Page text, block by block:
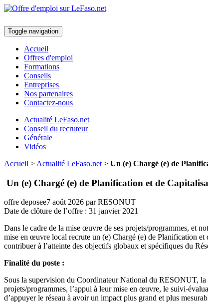
Toggle navigation
Accueil
Offres d'emploi
Formations
Conseils
Entreprises
Nos partenaires
Contactez-nous
Actualité LeFaso.net
Conseil du recruteur
Générale
Vidéos
Accueil > Actualité LeFaso.net > Un (e) Chargé (e) de
Un (e) Chargé (e) de Planification et de
offre deposee7 août 2026 par RESONUT
Date de clôture de l’offre : 31 janvier 2021
Dans le cadre de la mise œuvre de ses projets/programmes, et
mise en œuvre local recrute un (e) Chargé (e) de Planification
contribuer à l’atteinte des objectifs globaux et spécifiques du
Finalité du poste :
Sous la supervision du Coordinateur National du RESONUT,
projets/programmes, l’appui à leur mise en œuvre, le suivi-
d’appuyer le réseau à avoir un impact plus grand et plus